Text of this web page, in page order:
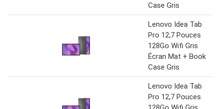
Case Gris
Lenovo Idea Tab
Pro 12,7 Pouces
128Go Wifi Gris
Écran Mat + Book
Case Gris
Lenovo Idea Tab
Pro 12,7 Pouces